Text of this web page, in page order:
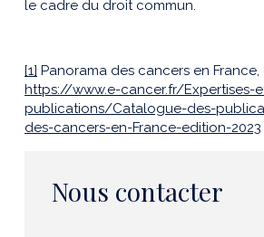
le cadre du droit commun.
[1] Panorama des cancers en France,
https://www.e-cancer.fr/Expertises-
publications/Catalogue-des-
des-cancers-en-France-edition-2023
Nous contacter